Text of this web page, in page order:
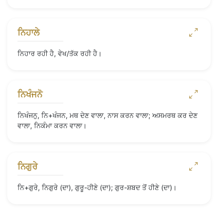
ਨਿਹਾਲੇ
ਨਿਹਾਰ ਰਹੀ ਹੈ, ਵੇਖ/ਤੱਕ ਰਹੀ ਹੈ।
ਨਿਖੰਜਨੋ
ਨਿਖੰਜਨੁ, ਨਿ+ਖੰਜਨ, ਮਥ ਦੇਣ ਵਾਲਾ, ਨਾਸ ਕਰਨ ਵਾਲਾ; ਅਸਮਰਥ ਕਰ ਦੇਣ
ਵਾਲਾ, ਨਿਕੰਮਾ ਕਰਨ ਵਾਲਾ।
ਨਿਗੁਰੇ
ਨਿ+ਗੁਰੇ, ਨਿਗੁਰੇ (ਦਾ), ਗੁਰੂ-ਹੀਣੇ (ਦਾ); ਗੁਰ-ਸ਼ਬਦ ਤੋਂ ਹੀਣੇ (ਦਾ)।